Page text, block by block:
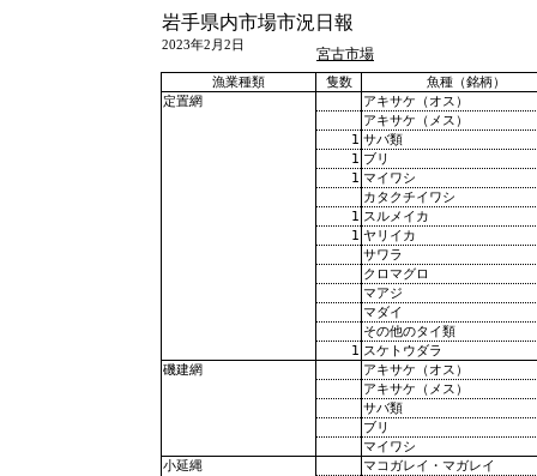
岩手県内市場市況日報
2023年2月2日
宮古市場
漁業種類 隻数
魚種（銘柄）
定置網
アキサケ（オス）
アキサケ（メス）
1 サバ類
1 ブリ
1 マイワシ
カタクチイワシ
1 スルメイカ
1 ヤリイカ
サワラ
クロマグロ
マアジ
マダイ
その他のタイ類
1 スケトウダラ
磯建網
アキサケ（オス）
アキサケ（メス）
サバ類
ブリ
マイワシ
小延縄 マコガレイ・マガレイ